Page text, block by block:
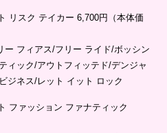
リスク テイカー 6,700円（本体価
ー フィアス/フリー ライド/ボッシン
ィック/アウトフィッテド/デンジャ
ジネス/レット イット ロック
ファッション ファナティック